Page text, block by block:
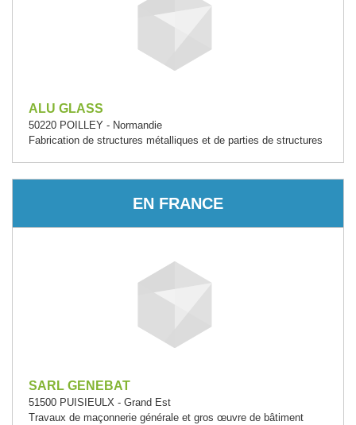
ALU GLASS
50220 POILLEY - Normandie
Fabrication de structures métalliques et de parties de structures
EN FRANCE
SARL GENEBAT
51500 PUISIEULX - Grand Est
Travaux de maçonnerie générale et gros œuvre de bâtiment